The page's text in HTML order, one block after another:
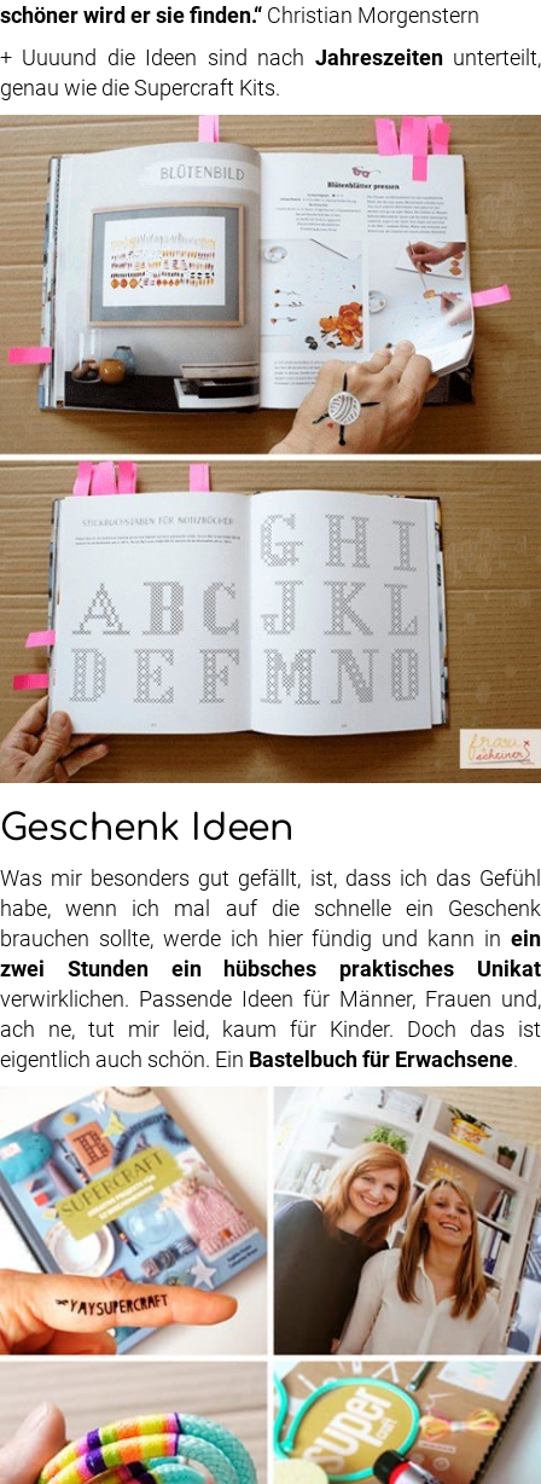
schöner wird er sie finden.“ Christian Morgenstern
+ Uuuund die Ideen sind nach Jahreszeitenunterteilt,
genau wie die Supercraft Kits.
Geschenk Ideen
Was mir besonders gut gefällt, ist, dass ich das Gefühl
habe, wenn ich mal auf die schnelle ein Geschenk
brauchen sollte, werde ich hier fündig und kann in ein
zwei Stunden ein hübsches praktisches Unikat
verwirklichen. Passende Ideen für Männer, Frauen und,
ach ne, tut mir leid, kaum für Kinder. Doch das ist
eigentlich auch schön. Ein Bastelbuch für Erwachsene.